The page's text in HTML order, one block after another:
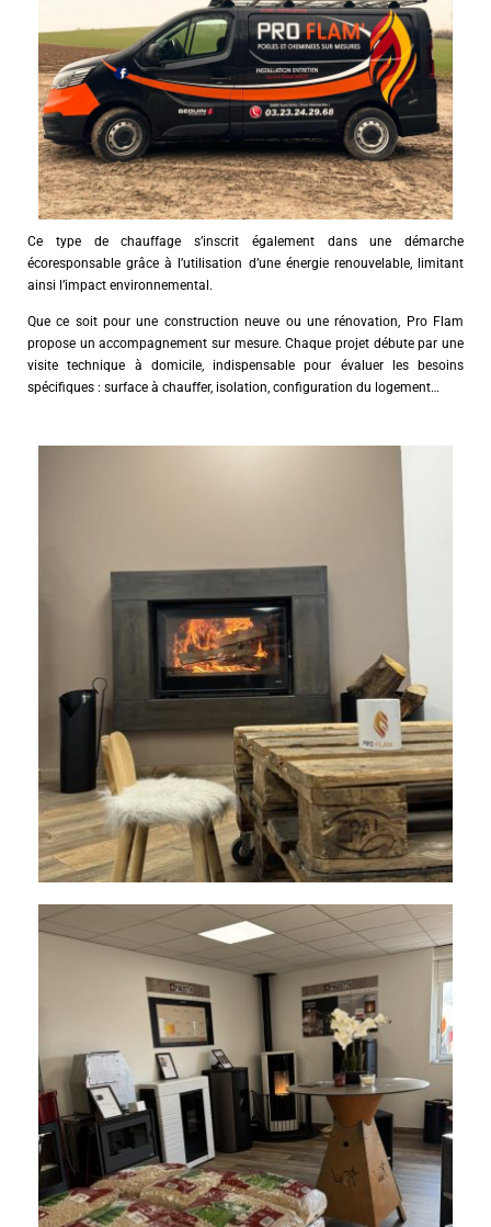
Ce type de chauffage s’inscrit également dans une démarche
écoresponsable grâce à l’utilisation d’une énergie renouvelable, limitant
ainsi l’impact environnemental.
Que ce soit pour une construction neuve ou une rénovation, Pro Flam
propose un accompagnement sur mesure. Chaque projet débute par une
visite technique à domicile, indispensable pour évaluer les besoins
spécifiques : surface à chauffer, isolation, configuration du logement…